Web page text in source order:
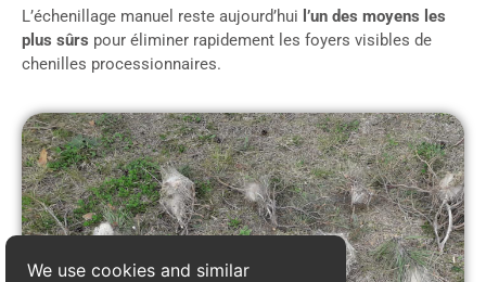
L’échenillage manuel reste aujourd’hui l’un des moyens les
plus sûrs pour éliminer rapidement les foyers visibles de
chenilles processionnaires.
We use cookies and similar